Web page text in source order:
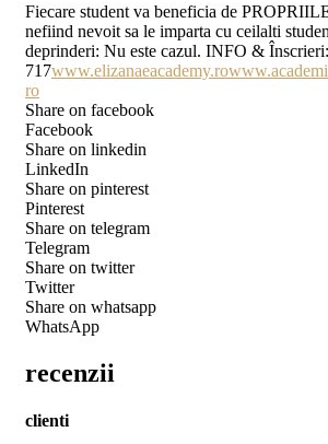
Fiecare student va beneficia de
nefiind nevoit sa le imparta cu ceilalti
deprinderi: Nu este cazul. INFO & Înscrieri:
717www.elizanaeacademy.ro
ro
Share on facebook
Facebook
Share on linkedin
LinkedIn
Share on pinterest
Pinterest
Share on telegram
Telegram
Share on twitter
Twitter
Share on whatsapp
WhatsApp
recenzii
clienti